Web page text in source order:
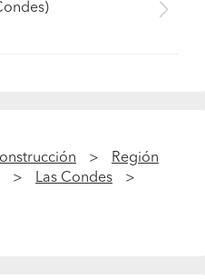
Región
Las Condes